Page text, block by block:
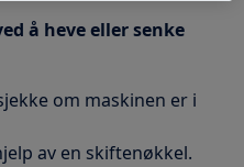
å heve eller senke
om maskinen er i
av en skiftenøkkel.